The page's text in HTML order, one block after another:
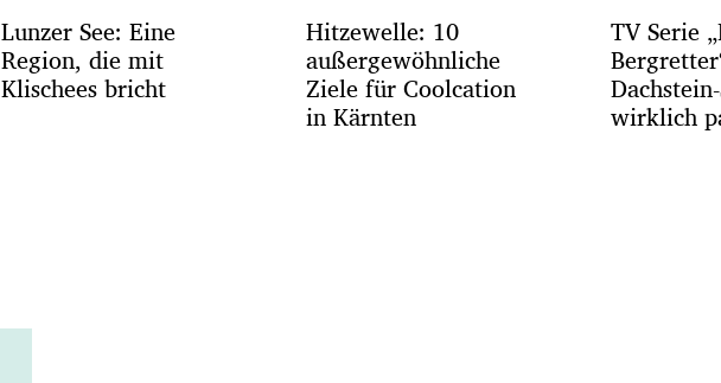
Lunzer See: Eine
Region, die mit
Klischees bricht
Hitzewelle: 10
außergewöhnliche
Ziele für Coolcation
in Kärnten
TV Serie
wirklich